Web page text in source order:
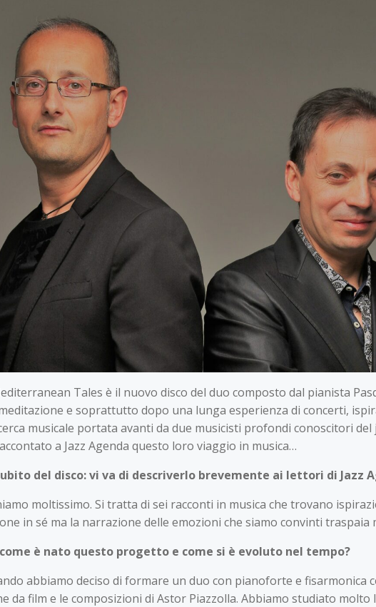
Tales è il nuovo disco del duo composto dal pianista
e soprattutto dopo una lunga esperienza di concerti,
musicale portata avanti da due musicisti profondi conoscitori del
a Jazz Agenda questo loro viaggio in musica…
del disco: vi va di descriverlo brevemente ai lettori di Jazz
moltissimo. Si tratta di sei racconti in musica che trovano
in sé ma la narrazione delle emozioni che siamo convinti
è nato questo progetto e come si è evoluto nel tempo?
abbiamo deciso di formare un duo con pianoforte e fisarmonica
da film e le composizioni di Astor Piazzolla. Abbiamo studiato